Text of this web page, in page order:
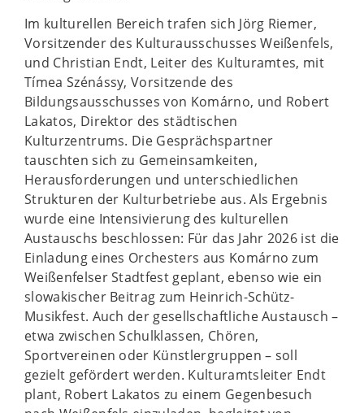
Im kulturellen Bereich trafen sich Jörg Riemer,
Vorsitzender des Kulturausschusses Weißenfels,
und Christian Endt, Leiter des Kulturamtes, mit
Tímea Szénássy, Vorsitzende des
Bildungsausschusses von Komárno, und Robert
Lakatos, Direktor des städtischen
Kulturzentrums. Die Gesprächspartner
tauschten sich zu Gemeinsamkeiten,
Herausforderungen und unterschiedlichen
Strukturen der Kulturbetriebe aus. Als Ergebnis
wurde eine Intensivierung des kulturellen
Austauschs beschlossen: Für das Jahr 2026 ist die
Einladung eines Orchesters aus Komárno zum
Weißenfelser Stadtfest geplant, ebenso wie ein
slowakischer Beitrag zum Heinrich-Schütz-
Musikfest. Auch der gesellschaftliche Austausch –
etwa zwischen Schulklassen, Chören,
Sportvereinen oder Künstlergruppen – soll
gezielt gefördert werden. Kulturamtsleiter Endt
plant, Robert Lakatos zu einem Gegenbesuch